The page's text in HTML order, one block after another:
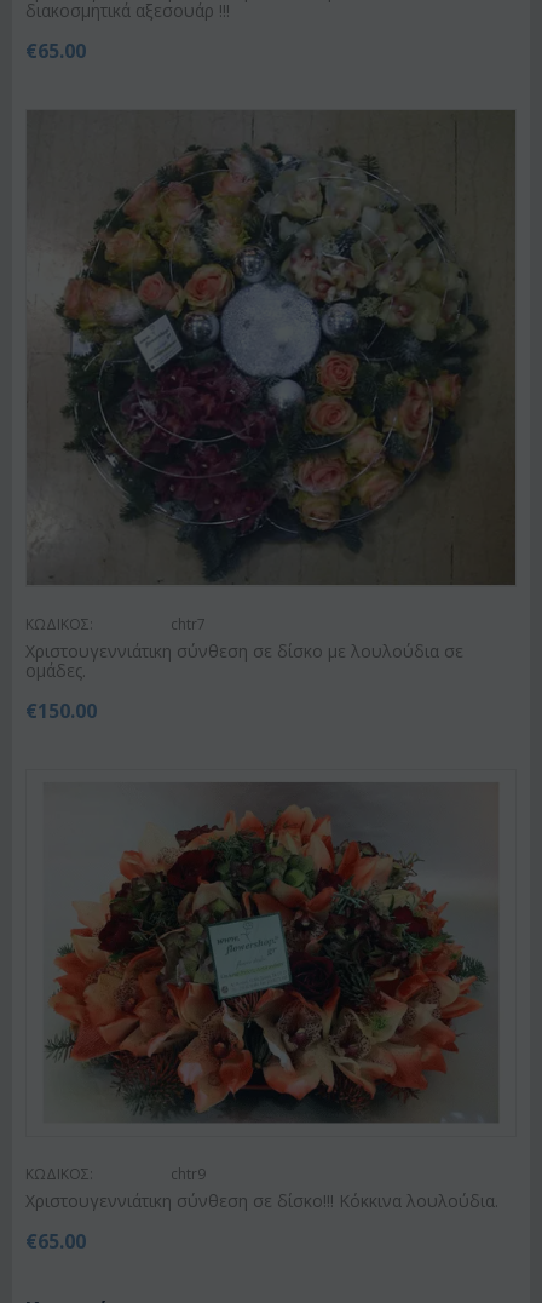
διακοσμητικά αξεσουάρ !!!
€65.00
ΚΩΔΙΚΟΣ: chtr7
Χριστουγεννιάτικη σύνθεση σε δίσκο με λουλούδια σε
ομάδες.
€150.00
ΚΩΔΙΚΟΣ: chtr9
Χριστουγεννιάτικη σύνθεση σε δίσκο!!! Κόκκινα λουλούδια.
€65.00